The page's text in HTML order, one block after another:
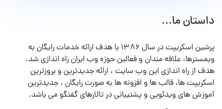
داستان ما...
پرشین اسکریپت در سال ۱۳۸۶ با هدف ارائه خدمات رایگان به
وبمسترها، علاقه مندان و فعالین حوزه وب ایران راه اندازی شد.
هدف از راه اندازی این وب سایت ، ارائه جدیدترین و بروزترین
اسکریپت ها، قالب ها و افزونه ها به صورت رایگان ، جدیدترین
آموزش های ویدئویی و پشتیبانی در تالارهای گفتگو می باشد.